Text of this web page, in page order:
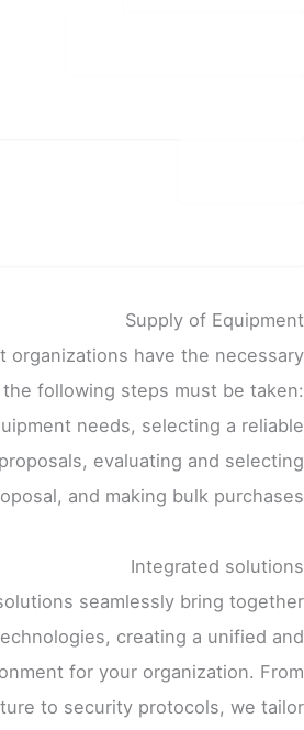
Supply of Equipment
organizations have the necessary
following steps must be taken:
needs, selecting a reliable
evaluating and selecting
and making bulk purchases.
Integrated solutions
seamlessly bring together
creating a unified and
for your organization. From
to security protocols, we tailor